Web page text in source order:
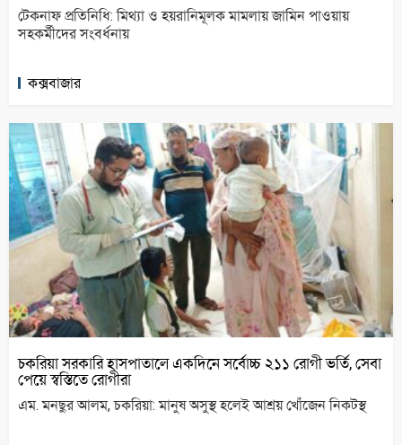
টেকনাফ প্রতিনিধি: মিথ্যা ও হয়রানিমূলক মামলায় জামিন পাওয়ায়
সহকর্মীদের সংবর্ধনায়
কক্সবাজার
চকরিয়া সরকারি হাসপাতালে একদিনে সর্বোচ্চ ২১১ রোগী ভর্তি, সেবা
পেয়ে স্বস্তিতে রোগীরা
এম. মনছুর আলম, চকরিয়া: মানুষ অসুস্থ হলেই আশ্রয় খোঁজেন নিকটস্থ